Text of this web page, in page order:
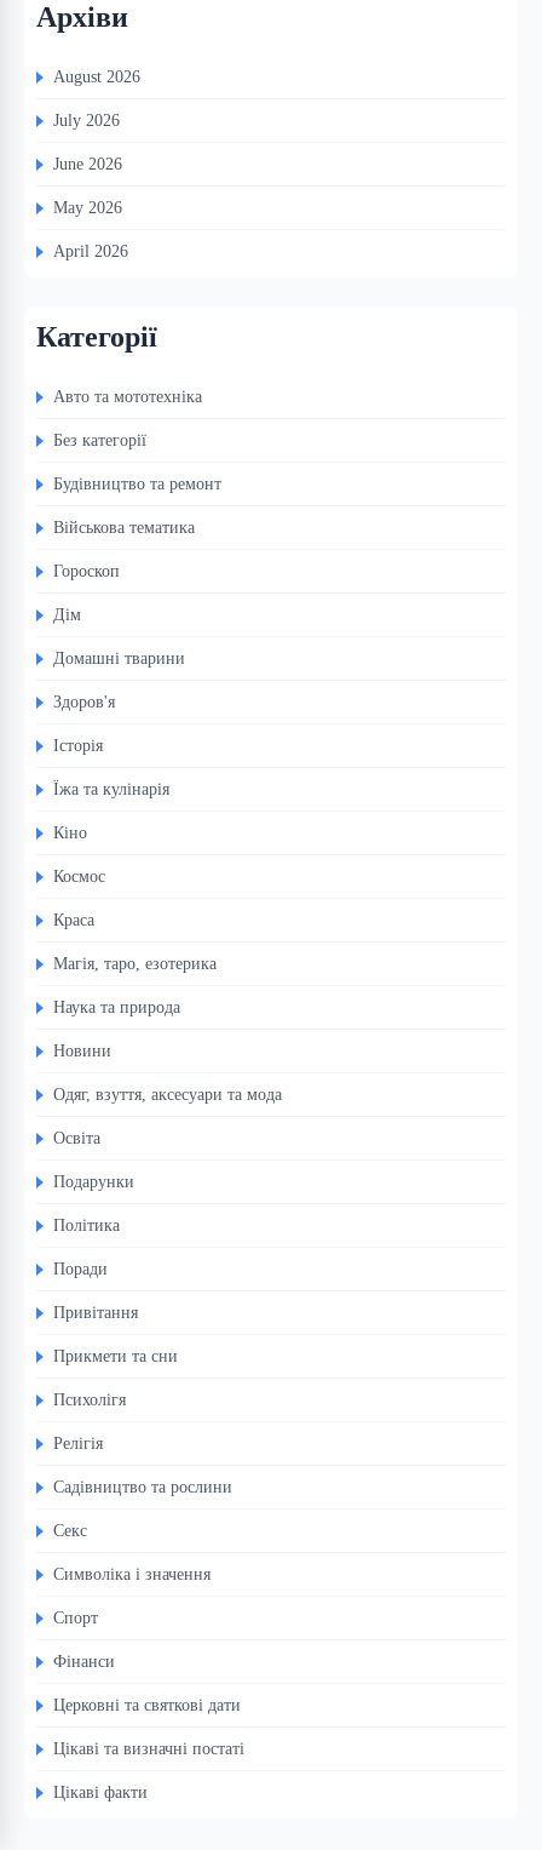
Архіви
August 2026
July 2026
June 2026
May 2026
April 2026
Категорії
Авто та мототехніка
Без категорії
Будівництво та ремонт
Військова тематика
Гороскоп
Дім
Домашні тварини
Здоров'я
Історія
Їжа та кулінарія
Кіно
Космос
Краса
Магія, таро, езотерика
Наука та природа
Новини
Одяг, взуття, аксесуари та мода
Освіта
Подарунки
Політика
Поради
Привітання
Прикмети та сни
Психолігя
Релігія
Садівництво та рослини
Секс
Символіка і значення
Спорт
Фінанси
Церковні та святкові дати
Цікаві та визначні постаті
Цікаві факти